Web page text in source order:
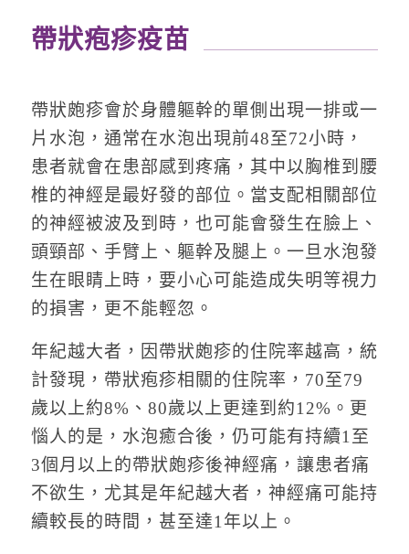
帶狀疱疹疫苗
帶狀皰疹會於身體軀幹的單側出現一排或一
片水泡，通常在水泡出現前48至72小時，
患者就會在患部感到疼痛，其中以胸椎到腰
椎的神經是最好發的部位。當支配相關部位
的神經被波及到時，也可能會發生在臉上、
頭頸部、手臂上、軀幹及腿上。一旦水泡發
生在眼睛上時，要小心可能造成失明等視力
的損害，更不能輕忽。
年紀越大者，因帶狀皰疹的住院率越高，統
計發現，帶狀疱疹相關的住院率，70至79
歲以上約8%、80歲以上更達到約12%。更
惱人的是，水泡癒合後，仍可能有持續1至
3個月以上的帶狀皰疹後神經痛，讓患者痛
不欲生，尤其是年紀越大者，神經痛可能持
續較長的時間，甚至達1年以上。